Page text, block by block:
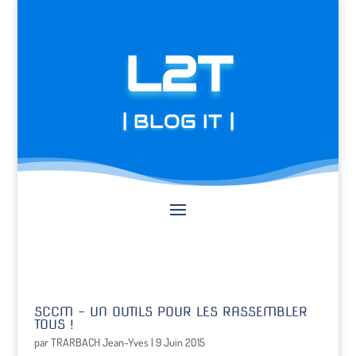
L2T
| BLOG IT |
SCCM – UN OUTILS POUR LES RASSEMBLER
TOUS !
parTRARBACH Jean-Yves | 9 Juin 2015